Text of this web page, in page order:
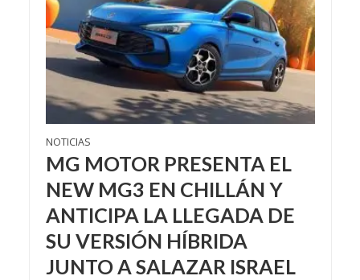
NOTICIAS
MG MOTOR PRESENTA EL
NEW MG3 EN CHILLÁN Y
ANTICIPA LA LLEGADA DE
SU VERSIÓN HÍBRIDA
JUNTO A SALAZAR ISRAEL